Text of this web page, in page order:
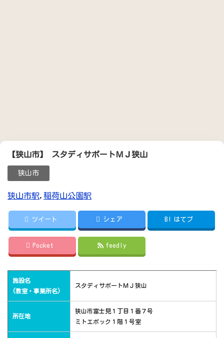
【狭山市】 スタディサポートＭＪ狭山
狭山市
狭山市駅, 稲荷山公園駅
ツイート シェア B! はてブ
Pocket feedly
施設名
(教室・事業所名)
スタディサポートＭＪ狭山
所在地
狭山市富士見１丁目１番７号
ミトエポック１階１号室